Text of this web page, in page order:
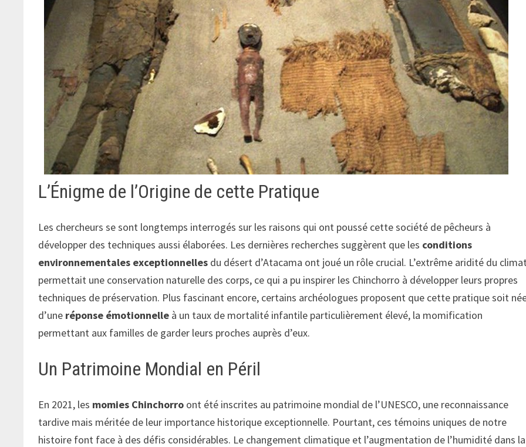
L’Énigme de l’Origine de cette Pratique
Les chercheurs se sont longtemps interrogés sur les raisons qui ont poussé cette société de pêcheurs à
développer des techniques aussi élaborées. Les dernières recherches suggèrent que les conditions
environnementales exceptionnelles du désert d’Atacama ont joué un rôle crucial. L’extrême aridité du
permettait une conservation naturelle des corps, ce qui a pu inspirer les Chinchorro à développer leurs propres
techniques de préservation. Plus fascinant encore, certains archéologues proposent que cette pratique soit
d’une réponse émotionnelle à un taux de mortalité infantile particulièrement élevé, la momification
permettant aux familles de garder leurs proches auprès d’eux.
Un Patrimoine Mondial en Péril
En 2021, les momies Chinchorro ont été inscrites au patrimoine mondial de l’UNESCO, une reconnaissance
tardive mais méritée de leur importance historique exceptionnelle. Pourtant, ces témoins uniques de notre
histoire font face à des défis considérables. Le changement climatique et l’augmentation de l’humidité dans la